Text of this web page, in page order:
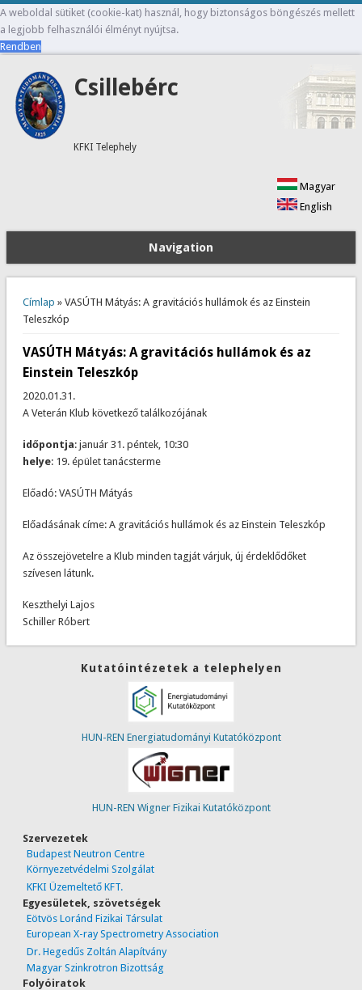
A weboldal sütiket (cookie-kat) használ, hogy biztonságos böngészés mellett
a legjobb felhasználói élményt nyújtsa.
Rendben
Csillebérc
KFKI Telephely
Magyar
English
Navigation
Jelenlegi hely
Címlap » VASÚTH Mátyás: A gravitációs hullámok és az Einstein
Teleszkóp
VASÚTH Mátyás: A gravitációs hullámok és az
Einstein Teleszkóp
2020.01.31.
A Veterán Klub következő találkozójának
időpontja: január 31. péntek, 10:30
helye: 19. épület tanácsterme
Előadó: VASÚTH Mátyás
Előadásának címe: A gravitációs hullámok és az Einstein Teleszkóp
Az összejövetelre a Klub minden tagját várjuk, új érdeklődőket
szívesen látunk.
Keszthelyi Lajos
Schiller Róbert
Kutatóintézetek a telephelyen
HUN-REN Energiatudományi Kutatóközpont
HUN-REN Wigner Fizikai Kutatóközpont
Szervezetek
Budapest Neutron Centre
Környezetvédelmi Szolgálat
KFKI Üzemeltető KFT.
Egyesületek, szövetségek
Eötvös Loránd Fizikai Társulat
European X-ray Spectrometry Association
Dr. Hegedűs Zoltán Alapítvány
Magyar Szinkrotron Bizottság
Folyóiratok